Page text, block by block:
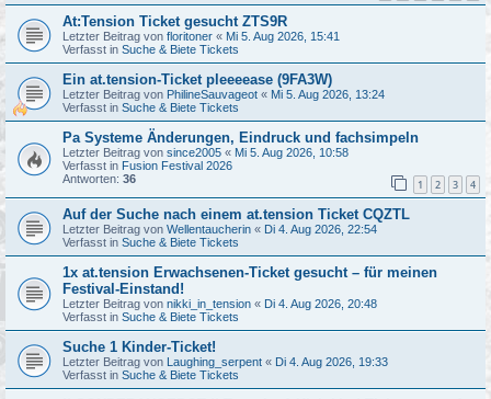
At:Tension Ticket gesucht ZTS9R
Letzter Beitrag von floritoner « Mi 5. Aug 2026, 15:41
Verfasst in Suche & Biete Tickets
Ein at.tension-Ticket pleeeease (9FA3W)
Letzter Beitrag von PhilineSauvageot « Mi 5. Aug 2026, 13:24
Verfasst in Suche & Biete Tickets
Pa Systeme Änderungen, Eindruck und fachsimpeln
Letzter Beitrag von since2005 « Mi 5. Aug 2026, 10:58
Verfasst in Fusion Festival 2026
Antworten: 36 1 2 3 4
Auf der Suche nach einem at.tension Ticket CQZTL
Letzter Beitrag von Wellentaucherin « Di 4. Aug 2026, 22:54
Verfasst in Suche & Biete Tickets
1x at.tension Erwachsenen-Ticket gesucht – für meinen
Festival-Einstand!
Letzter Beitrag von nikki_in_tension « Di 4. Aug 2026, 20:48
Verfasst in Suche & Biete Tickets
Suche 1 Kinder-Ticket!
Letzter Beitrag von Laughing_serpent « Di 4. Aug 2026, 19:33
Verfasst in Suche & Biete Tickets